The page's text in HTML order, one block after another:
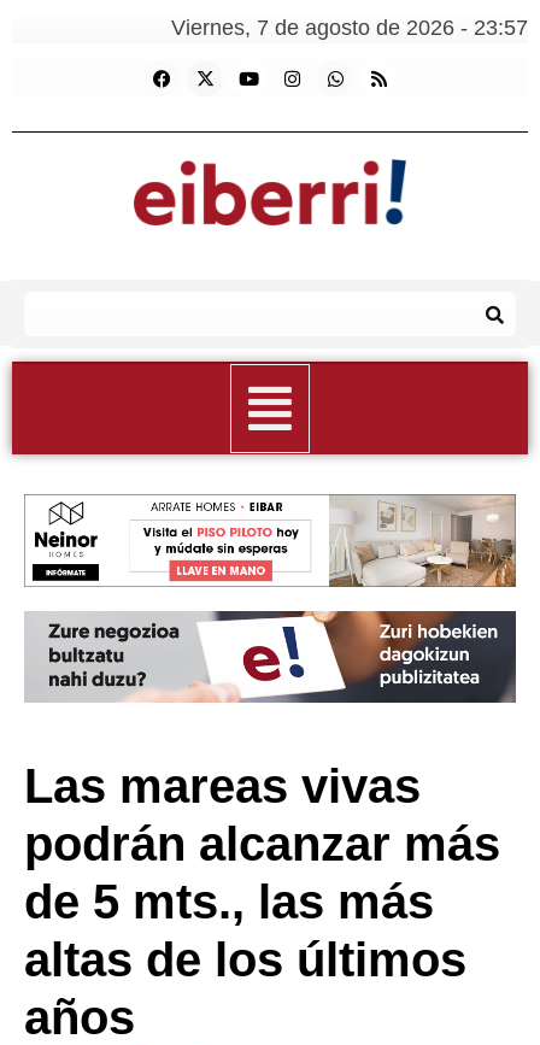
Viernes, 7 de agosto de 2026 - 23:57
Las mareas vivas
podrán alcanzar más
de 5 mts., las más
altas de los últimos
años